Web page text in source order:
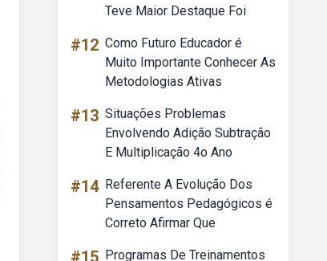
Teve Maior Destaque Foi
#12 Como Futuro Educador é
Muito Importante Conhecer As
Metodologias Ativas
#13 Situações Problemas
Envolvendo Adição Subtração
E Multiplicação 4o Ano
#14 Referente A Evolução Dos
Pensamentos Pedagógicos é
Correto Afirmar Que
#15 Programas De Treinamentos